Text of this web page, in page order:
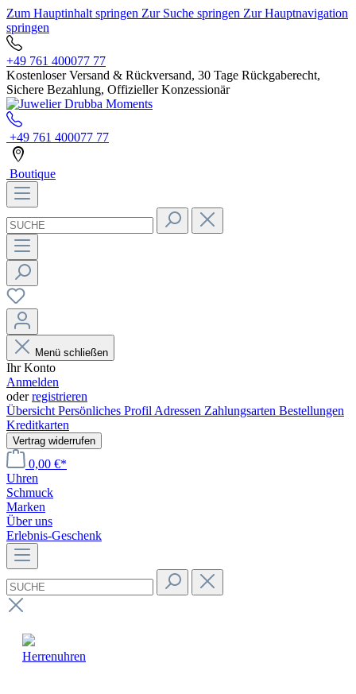
Zum Hauptinhalt springen Zur Suche springen Zur Hauptnavigation
springen
+49 761 400077 77
Kostenloser Versand & Rückversand, 30 Tage Rückgaberecht,
Sichere Bezahlung, Offizieller Konzessionär
+49 761 400077 77
Boutique
Menü schließen
Ihr Konto
Anmelden
oderregistrieren
Übersicht Persönliches Profil Adressen Zahlungsarten Bestellungen
Kreditkarten
Vertrag widerrufen
0,00 €*
Uhren
Schmuck
Marken
Über uns
Erlebnis-Geschenk
Herrenuhren